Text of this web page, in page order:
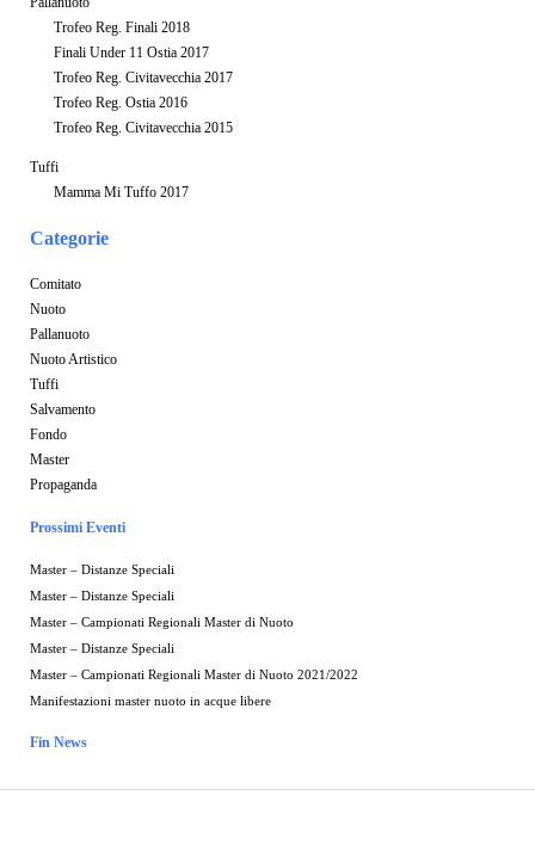
Trofeo Reg. Finali 2018
Finali Under 11 Ostia 2017
Trofeo Reg. Civitavecchia 2017
Trofeo Reg. Ostia 2016
Trofeo Reg. Civitavecchia 2015
Tuffi
Mamma Mi Tuffo 2017
Categorie
Comitato
Nuoto
Pallanuoto
Nuoto Artistico
Tuffi
Salvamento
Fondo
Master
Propaganda
Prossimi Eventi
Master – Distanze Speciali
Master – Distanze Speciali
Master – Campionati Regionali Master di Nuoto
Master – Distanze Speciali
Master – Campionati Regionali Master di Nuoto 2021/2022
Manifestazioni master nuoto in acque libere
Fin News